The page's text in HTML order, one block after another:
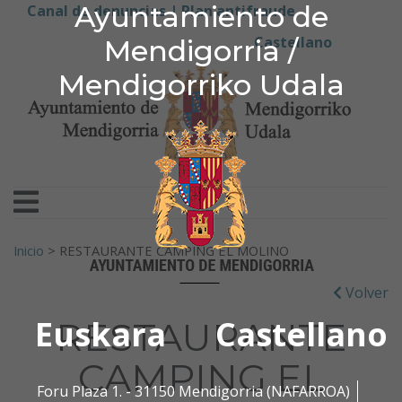
Ayuntamiento de
Mendigorria /
Mendigorriko Udala
Euskara Castellano
Foru Plaza 1. - 31150 Mendigorria (NAFARROA)
Ir al contenido
Ayuntamiento de
Canal de denuncias | Plan antifraude
Castellano
Buscar:
Inicio > RESTAURANTE CAMPING EL MOLINO
Volver
RESTAURANTE
CAMPING EL